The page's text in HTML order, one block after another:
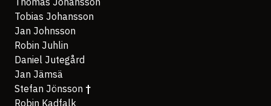
Tobias Johansson
Jan Johnsson
Robin Juhlin
Daniel Jutegård
Jan Jämsä
Stefan Jönsson †
Robin Kadfalk